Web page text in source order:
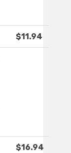
$11.94
$16.94